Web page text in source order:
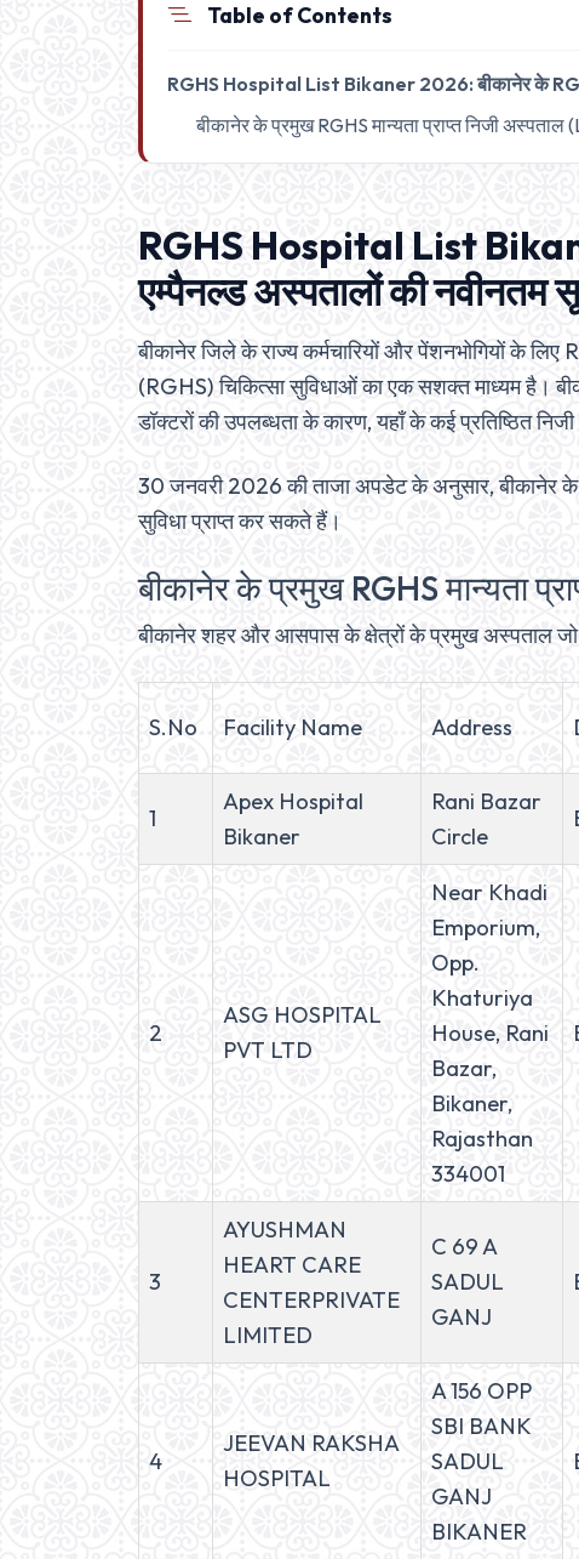
Table of Contents
RGHS Hospital List Bikaner 2026: बीकानेर के
बीकानेर के प्रमुख RGHS मान्यता प्राप्त निजी
RGHS Hospital List
एम्पैनल्ड अस्पतालों की नवीनतम
बीकानेर जिले के राज्य कर्मचारियों और पेंशनभोगियों
(RGHS) चिकित्सा सुविधाओं का एक सशक्त माध्यम है।
डॉक्टरों की उपलब्धता के कारण, यहाँ के कई प्रतिष्ठित
30 जनवरी 2026 की ताजा अपडेट के अनुसार, बीकानेर
सुविधा प्राप्त कर सकते हैं।
बीकानेर के प्रमुख RGHS मान्यता
बीकानेर शहर और आसपास के क्षेत्रों के प्रमुख अस्पताल
S.No Facility Name Address
1
Apex Hospital
Bikaner
Rani Bazar
Circle
2
ASG HOSPITAL
PVT LTD
Near Khadi
Emporium,
Opp.
Khaturiya
House, Rani
Bazar,
Bikaner,
Rajasthan
334001
3
AYUSHMAN
HEART CARE
CENTERPRIVATE
LIMITED
C 69 A
SADUL
GANJ
4
JEEVAN RAKSHA
HOSPITAL
A 156 OPP
SBI BANK
SADUL
GANJ
BIKANER